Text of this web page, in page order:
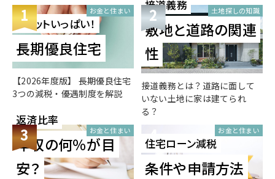
1
メリットいっぱい！
長期優良住宅
お金と住まい
【2026年度版】 長期優良住宅
3つの減税・優遇制度を解説
2
接道義務
敷地と道路の関連
性
土地探しの知識
接道義務とは？道路に面して
いない土地に家は建てられ
る？
3
返済比率
年収の何％が目
安？
お金と住まい 4
住宅ローン減税
条件や申請方法
お金と住まい